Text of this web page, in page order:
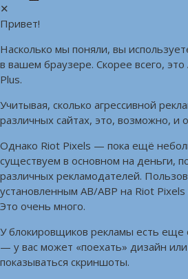
✕
Привет!
Насколько мы поняли, вы
в вашем браузере. Скорее всего, это
Plus.
Учитывая, сколько агрессивной
различных сайтах, это, возможно, и
Однако Riot Pixels — пока ещё
существуем в основном на деньги,
различных рекламодателей.
установленным AB/ABP на Riot
Это очень много.
У блокировщиков рекламы есть еще
— у вас может «поехать» дизайн или
показываться скриншоты.